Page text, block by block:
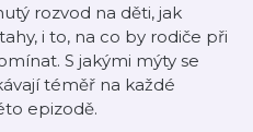
rozvod na děti, jak
i to, na co by rodiče při
S jakými mýty se
téměř na každé
epizodě.